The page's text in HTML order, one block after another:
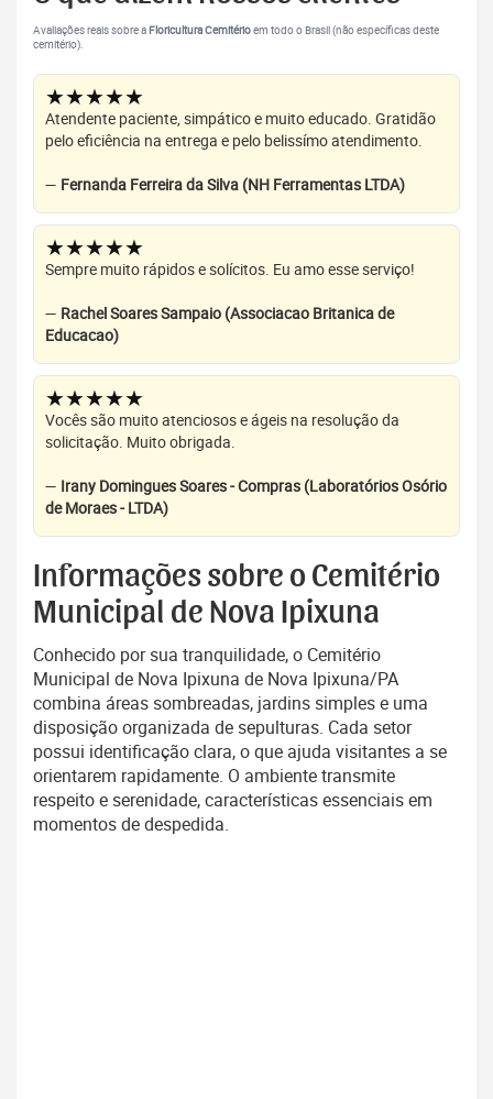
Avaliações reais sobre a Floricultura Cemitérioem todo o Brasil (não específicas deste
cemitério).
★★★★★
Atendente paciente, simpático e muito educado. Gratidão
pelo eficiência na entrega e pelo belissímo atendimento.
— Fernanda Ferreira da Silva (NH Ferramentas LTDA)
★★★★★
Sempre muito rápidos e solícitos. Eu amo esse serviço!
— Rachel Soares Sampaio (Associacao Britanica de
Educacao)
★★★★★
Vocês são muito atenciosos e ágeis na resolução da
solicitação. Muito obrigada.
— Irany Domingues Soares - Compras (Laboratórios Osório
de Moraes - LTDA)
Informações sobre o Cemitério
Municipal de Nova Ipixuna
Conhecido por sua tranquilidade, o Cemitério
Municipal de Nova Ipixuna de Nova Ipixuna/PA
combina áreas sombreadas, jardins simples e uma
disposição organizada de sepulturas. Cada setor
possui identificação clara, o que ajuda visitantes a se
orientarem rapidamente. O ambiente transmite
respeito e serenidade, características essenciais em
momentos de despedida.